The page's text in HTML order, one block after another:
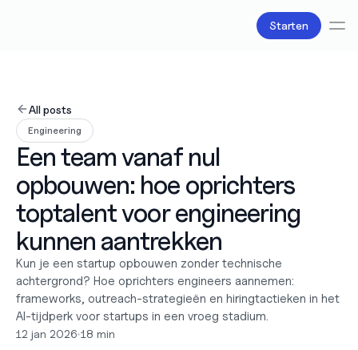
Starten
Salarisadministratie
Belastingzaken
Producten
Bv oprichten
Zakelijke accounts en bankpassen
Facturatie
Over ons
Prijzen
Liefde
Bronnen
Content
Partners
Juridisch
Werken bij
All posts
Engineering
Een team vanaf nul
opbouwen: hoe oprichters
toptalent voor engineering
kunnen aantrekken
Kun je een startup opbouwen zonder technische
achtergrond? Hoe oprichters engineers aannemen:
frameworks, outreach-strategieën en hiringtactieken in het
AI-tijdperk voor startups in een vroeg stadium.
12 jan 2026•18 min